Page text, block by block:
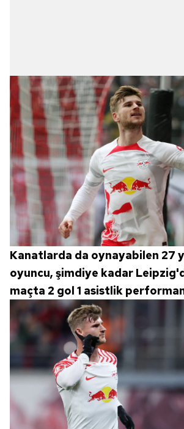
Kanatlarda da oynayabilen 27
oyuncu, şimdiye kadar
maçta 2 gol 1 asistlik